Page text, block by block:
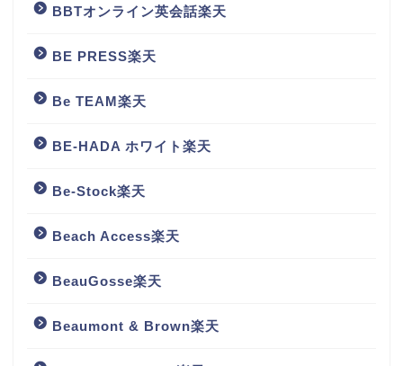
BBTオンライン英会話楽天
BE PRESS楽天
Be TEAM楽天
BE-HADA ホワイト楽天
Be-Stock楽天
Beach Access楽天
BeauGosse楽天
Beaumont & Brown楽天